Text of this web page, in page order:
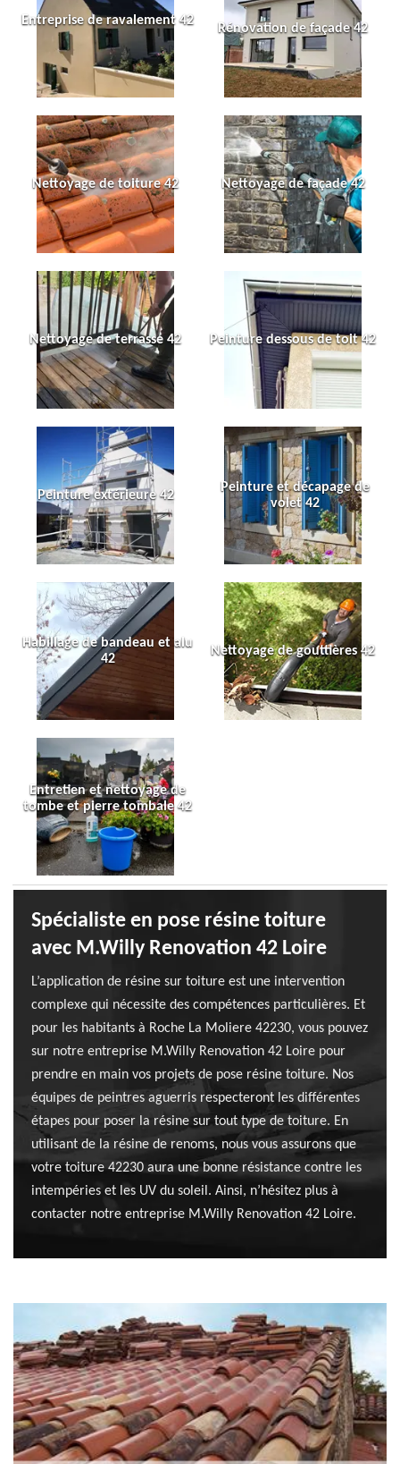
Entreprise de ravalement 42
Rénovation de façade 42
Nettoyage de toiture 42 Nettoyage de façade 42
Nettoyage de terrasse 42 Peinture dessous de toit 42
Peinture extérieure 42
Peinture et décapage de
volet 42
Habillage de bandeau et alu
42
Nettoyage de gouttières 42
Entretien et nettoyage de
tombe et pierre tombale 42
Spécialiste en pose résine toiture
avec M.Willy Renovation 42 Loire
L’application de résine sur toiture est une intervention
complexe qui nécessite des compétences particulières. Et
pour les habitants à Roche La Moliere 42230, vous pouvez
sur notre entreprise M.Willy Renovation 42 Loire pour
prendre en main vos projets de pose résine toiture. Nos
équipes de peintres aguerris respecteront les différentes
étapes pour poser la résine sur tout type de toiture. En
utilisant de la résine de renoms, nous vous assurons que
votre toiture 42230 aura une bonne résistance contre les
intempéries et les UV du soleil. Ainsi, n’hésitez plus à
contacter notre entreprise M.Willy Renovation 42 Loire.